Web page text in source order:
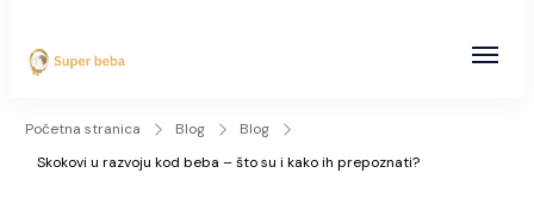
Početna stranica Blog
Blog
Skokovi u razvoju kod beba – što su i kako ih prepoznati?